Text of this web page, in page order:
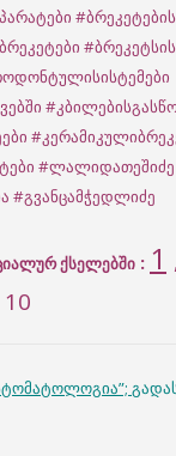
#ლალიდათეშიძე
#გვანცამჭედლიძე
ქსელებში : 1